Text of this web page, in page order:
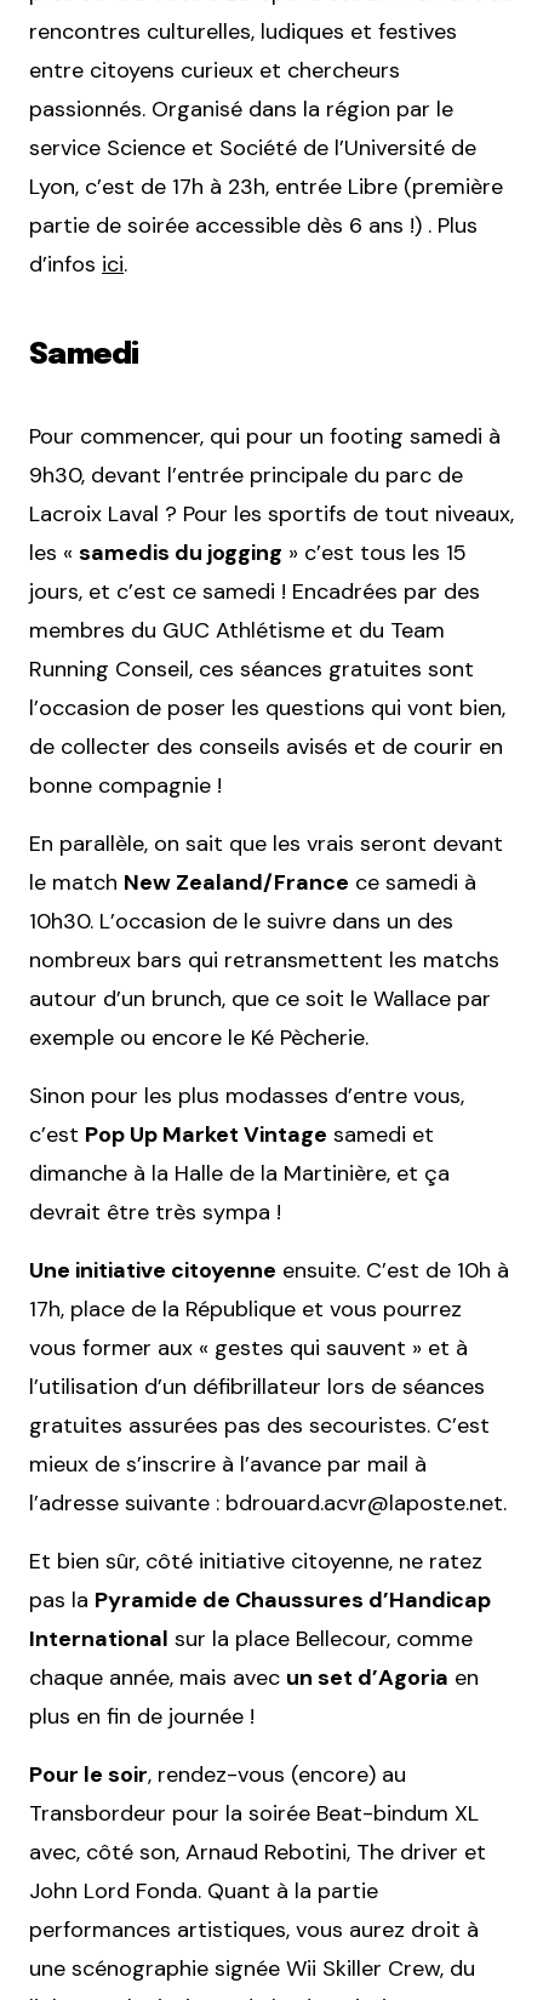
rencontres culturelles, ludiques et festives
entre citoyens curieux et chercheurs
passionnés. Organisé dans la région par le
service Science et Société de l’Université de
Lyon, c’est de 17h à 23h, entrée Libre (première
partie de soirée accessible dès 6 ans !) . Plus
d’infos ici.
Samedi
Pour commencer, qui pour un footing samedi à
9h30, devant l’entrée principale du parc de
Lacroix Laval ? Pour les sportifs de tout niveaux,
les « samedis du jogging » c’est tous les 15
jours, et c’est ce samedi ! Encadrées par des
membres du GUC Athlétisme et du Team
Running Conseil, ces séances gratuites sont
l’occasion de poser les questions qui vont bien,
de collecter des conseils avisés et de courir en
bonne compagnie !
En parallèle, on sait que les vrais seront devant
le match New Zealand/France ce samedi à
10h30. L’occasion de le suivre dans un des
nombreux bars qui retransmettent les matchs
autour d’un brunch, que ce soit le Wallace par
exemple ou encore le Ké Pècherie.
Sinon pour les plus modasses d’entre vous,
c’est Pop Up Market Vintage samedi et
dimanche à la Halle de la Martinière, et ça
devrait être très sympa !
Une initiative citoyenne ensuite. C’est de 10h à
17h, place de la République et vous pourrez
vous former aux « gestes qui sauvent » et à
l’utilisation d’un défibrillateur lors de séances
gratuites assurées pas des secouristes. C’est
mieux de s’inscrire à l’avance par mail à
l’adresse suivante : bdrouard.acvr@laposte.net.
Et bien sûr, côté initiative citoyenne, ne ratez
pas la Pyramide de Chaussures d’Handicap
International sur la place Bellecour, comme
chaque année, mais avec un set d’Agoria en
plus en fin de journée !
Pour le soir, rendez-vous (encore) au
Transbordeur pour la soirée Beat-bindum XL
avec, côté son, Arnaud Rebotini, The driver et
John Lord Fonda. Quant à la partie
performances artistiques, vous aurez droit à
une scénographie signée Wii Skiller Crew, du